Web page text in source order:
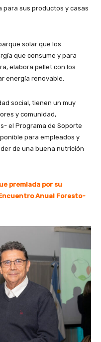
para sus productos y casas
solar que los
que consume y para
elabora pellet con los
energía renovable.
social, tienen un muy
y comunidad,
el Programa de Soporte
para empleados y
de una buena nutrición
premiada por su
Anual Foresto-